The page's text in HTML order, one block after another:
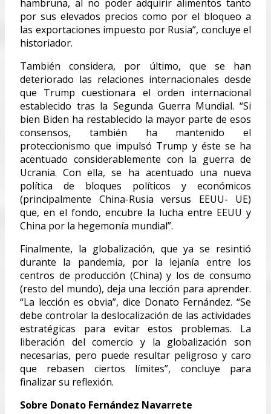
hambruna, al no poder adquirir alimentos tanto
por sus elevados precios como por el bloqueo a
las exportaciones impuesto por Rusia”, concluye el
historiador.
También considera, por último, que se han
deteriorado las relaciones internacionales desde
que Trump cuestionara el orden internacional
establecido tras la Segunda Guerra Mundial. “Si
bien Biden ha restablecido la mayor parte de esos
consensos, también ha mantenido el
proteccionismo que impulsó Trump y éste se ha
acentuado considerablemente con la guerra de
Ucrania. Con ella, se ha acentuado una nueva
política de bloques políticos y económicos
(principalmente China-Rusia versus EEUU- UE)
que, en el fondo, encubre la lucha entre EEUU y
China por la hegemonía mundial”.
Finalmente, la globalización, que ya se resintió
durante la pandemia, por la lejanía entre los
centros de producción (China) y los de consumo
(resto del mundo), deja una lección para aprender.
“La lección es obvia”, dice Donato Fernández. “Se
debe controlar la deslocalización de las actividades
estratégicas para evitar estos problemas. La
liberación del comercio y la globalización son
necesarias, pero puede resultar peligroso y caro
que rebasen ciertos límites”, concluye para
finalizar su reflexión.
Sobre Donato Fernández Navarrete